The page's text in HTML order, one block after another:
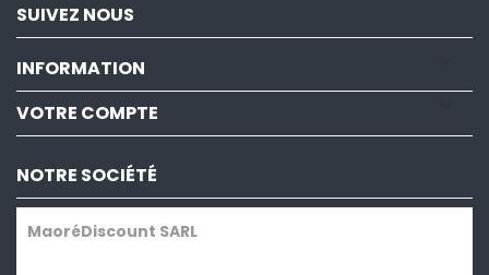
SUIVEZ NOUS
INFORMATION
VOTRE COMPTE
NOTRE SOCIÉTÉ
MaoréDiscount SARL